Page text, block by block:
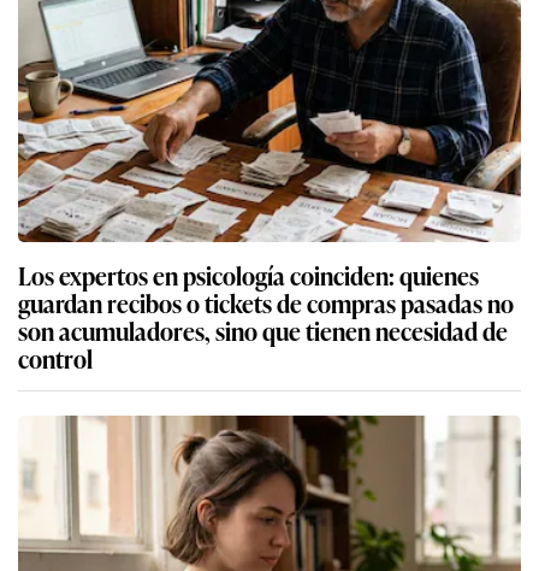
Los expertos en psicología coinciden: quienes
guardan recibos o tickets de compras pasadas no
son acumuladores, sino que tienen necesidad de
control